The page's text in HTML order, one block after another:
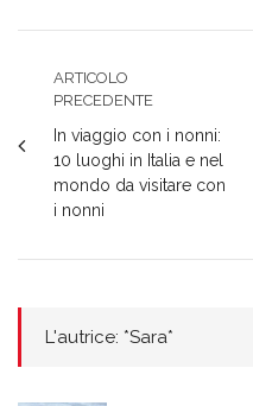
ARTICOLO
PRECEDENTE
In viaggio con i nonni:
10 luoghi in Italia e nel
mondo da visitare con
i nonni
L'autrice: *Sara*